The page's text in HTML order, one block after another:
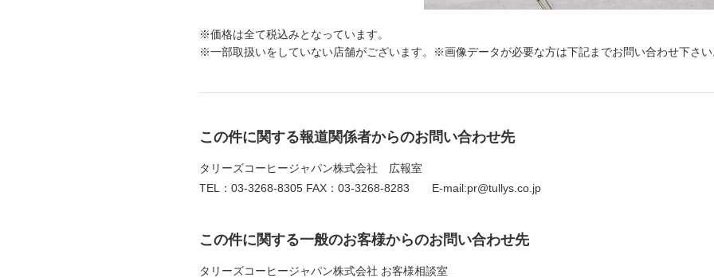
※価格は全て税込みとなっています。
※一部取扱いをしていない店舗がございます。※画像データが必要な方は下記までお問い合わせ下さ
この件に関する報道関係者からのお問い合わせ先
タリーズコーヒージャパン株式会社 広報室
TEL：03-3268-8305 FAX：03-3268-8283 E-mail:pr@tullys.co.jp
この件に関する一般のお客様からのお問い合わせ先
タリーズコーヒージャパン株式会社 お客様相談室